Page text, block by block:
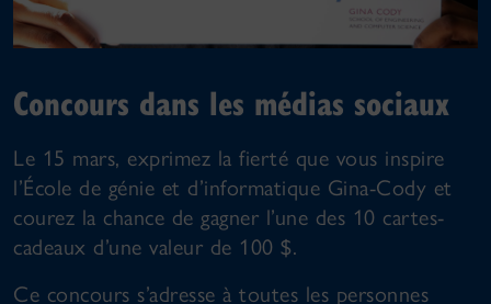
Concours dans les médias sociaux
Le 15 mars, exprimez la fierté que vous inspire
l’École de génie et d’informatique Gina-Cody et
courez la chance de gagner l’une des 10 cartes-
cadeaux d’une valeur de 100 $.
Ce concours s’adresse à toutes les personnes